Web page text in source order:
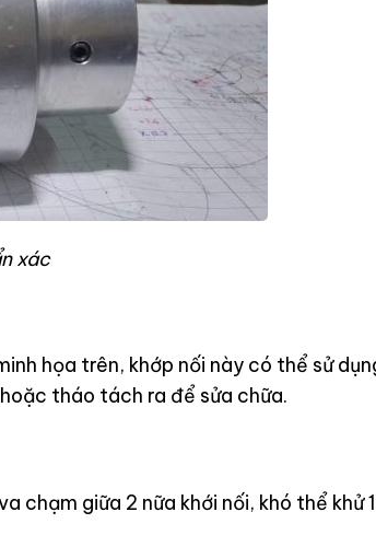
xác
họa trên, khớp nối này có thể sử
tháo tách ra để sửa chữa.
chạm giữa 2 nữa khới nối, khó thể khử 1